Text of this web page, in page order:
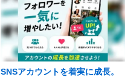
SNSアカウントを着実に成長。